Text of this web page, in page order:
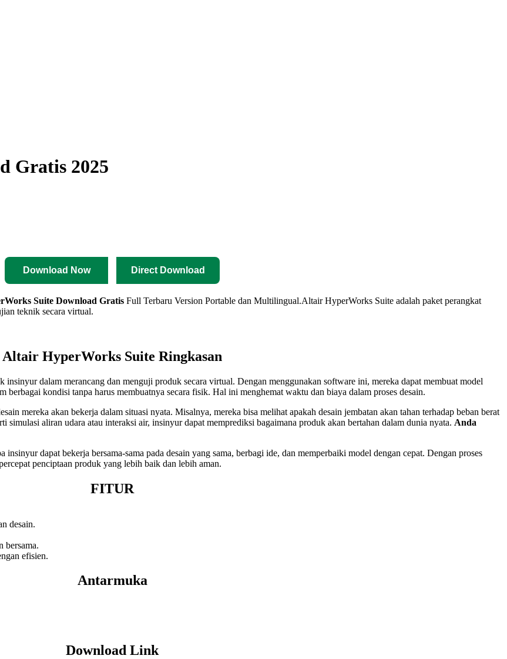
Gratis 2025
Download Now Direct Download
Suite Download Gratis Full Terbaru Version Portable dan Multilingual.Altair HyperWorks Suite adalah paket perangkat
teknik secara virtual.
Altair HyperWorks Suite Ringkasan
dalam merancang dan menguji produk secara virtual. Dengan menggunakan software ini, mereka dapat membuat model
kondisi tanpa harus membuatnya secara fisik. Hal ini menghemat waktu dan biaya dalam proses desain.
mereka akan bekerja dalam situasi nyata. Misalnya, mereka bisa melihat apakah desain jembatan akan tahan terhadap beban berat
aliran udara atau interaksi air, insinyur dapat memprediksi bagaimana produk akan bertahan dalam dunia nyata. Anda
dapat bekerja bersama-sama pada desain yang sama, berbagi ide, dan memperbaiki model dengan cepat. Dengan proses
penciptaan produk yang lebih baik dan lebih aman.
FITUR
desain.
bersama.
efisien.
Antarmuka
Download Link